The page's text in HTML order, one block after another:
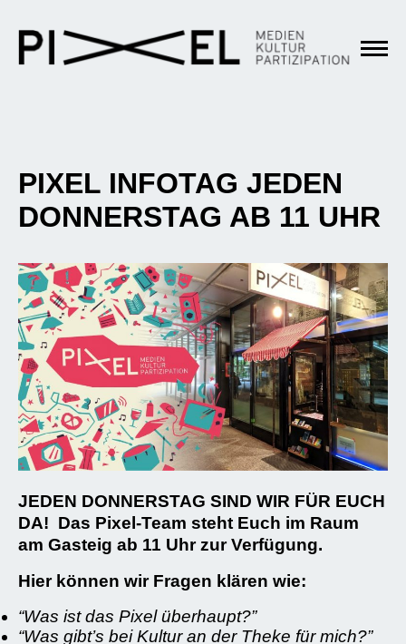
PIXEL INFOTAG JEDEN
DONNERSTAG AB 11 UHR
JEDEN DONNERSTAG SIND WIR FÜR EUCH
DA! Das Pixel-Team steht Euch im Raum
am Gasteig ab 11 Uhr zur Verfügung.
Hier können wir Fragen klären wie:
“Was ist das Pixel überhaupt?”
“Was gibt’s bei Kultur an der Theke für mich?”